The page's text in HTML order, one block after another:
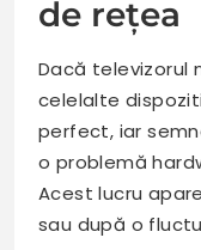
de rețea
Dacă televizorul
celelalte
perfect, iar
o problemă
Acest lucru
sau după o